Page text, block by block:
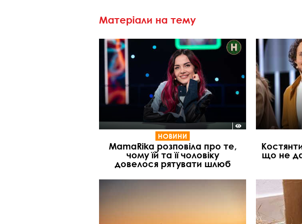
Матеріали на тему
НОВИНИ
MamaRika розповіла про те,
чому їй та її чоловіку
довелося рятувати шлюб
що не